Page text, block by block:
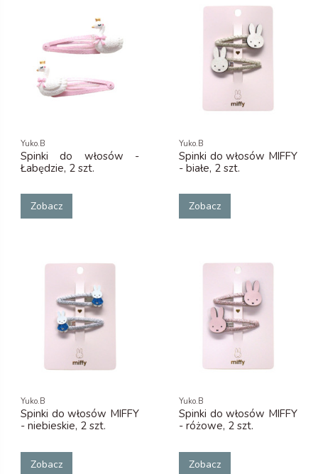
Yuko.B
Spinki do włosów -
Łabędzie, 2 szt.
Zobacz
Yuko.B
Spinki do włosów MIFFY
- białe, 2 szt.
Zobacz
Yuko.B
Spinki do włosów MIFFY
- niebieskie, 2 szt.
Zobacz
Yuko.B
Spinki do włosów MIFFY
- różowe, 2 szt.
Zobacz